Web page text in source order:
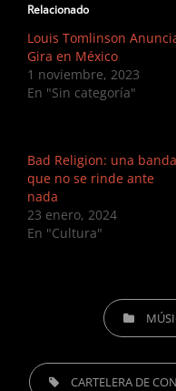
Relacionado
Louis Tomlinson
Gira en México
1 noviembre, 2023
En "Sin categoría"
Bad Religion: una banda
que no se rinde ante
nada
23 enero, 2024
En "Cultura"
CATEGORIES
TAGS, CARTELERA DE